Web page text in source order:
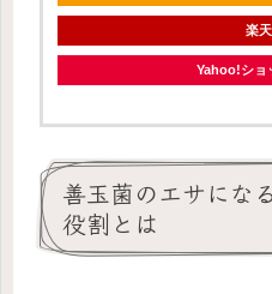
楽天
Yahoo!ショ
善玉菌のエサにな
役割とは